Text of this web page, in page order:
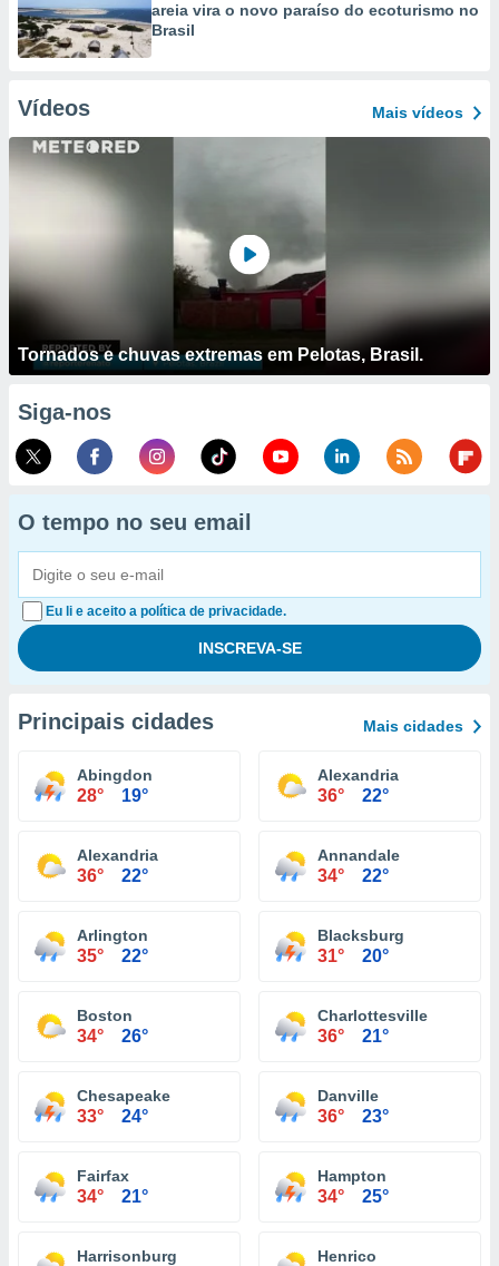
areia vira o novo paraíso do ecoturismo no
Brasil
Vídeos Mais vídeos
Tornados e chuvas extremas em Pelotas, Brasil.
Siga-nos
O tempo no seu email
Eu li e aceito a política de privacidade.
Principais cidades Mais cidades
Abingdon
28° 19°
Alexandria
36° 22°
Alexandria
36° 22°
Annandale
34° 22°
Arlington
35° 22°
Blacksburg
31° 20°
Boston
34° 26°
Charlottesville
36° 21°
Chesapeake
33° 24°
Danville
36° 23°
Fairfax
34° 21°
Hampton
34° 25°
Harrisonburg Henrico